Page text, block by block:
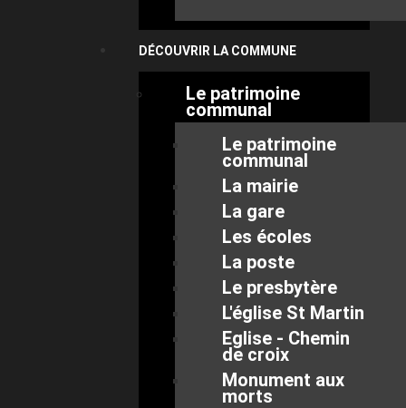
DÉCOUVRIR LA COMMUNE
Le patrimoine
communal
Le patrimoine
communal
La mairie
La gare
Les écoles
La poste
Le presbytère
L'église St Martin
Eglise - Chemin
de croix
Monument aux
morts